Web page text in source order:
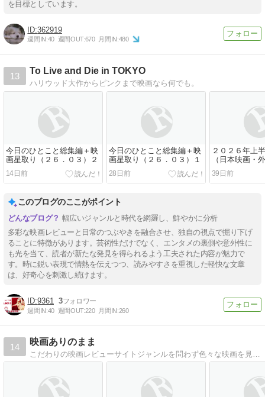
を目標としています。
362919
週間IN:40 週間OUT:670 月間IN:480
13
To Live and Die in TOKYO
ハリウッド大作からピンクまで映画なら何でも。
今日のひとこと総集編＋映
画星取り（２６．０３）２
14日前
今日のひとこと総集編＋映
画星取り（２６．０３）１
28日前
２０２６年上
（日本映画・
39日前
このブログのここがポイント
幅広いジャンルと時代を網羅し、鮮やかに分析
多彩な映画レビューと日常のつぶやきを融合させ、独自の視点で掘り下げ
ることに特徴があります。芸術性だけでなく、エンタメの裏側や意外性に
も光を当て、読者が新たな発見を得られるよう工夫された内容が魅力で
す。時に鋭い表現で情熱を伝えつつ、読みやすさを重視した軽快な文章
は、好奇心を刺激し続けます。
9361 3
週間IN:40 週間OUT:220 月間IN:260
14
映画ありのまま